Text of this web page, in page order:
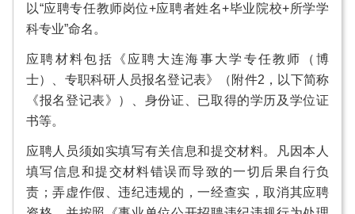
以“应聘专任教师岗位+应聘者姓名+毕业院校+所学学
科专业”命名。
应聘材料包括《应聘大连海事大学专任教师（博
士）、专职科研人员报名登记表》（附件2，以下简称
《报名登记表》）、身份证、已取得的学历及学位证
书等。
应聘人员须如实填写有关信息和提交材料。凡因本人
填写信息和提交材料错误而导致的一切后果自行负
责；弄虚作假、违纪违规的，一经查实，取消其应聘